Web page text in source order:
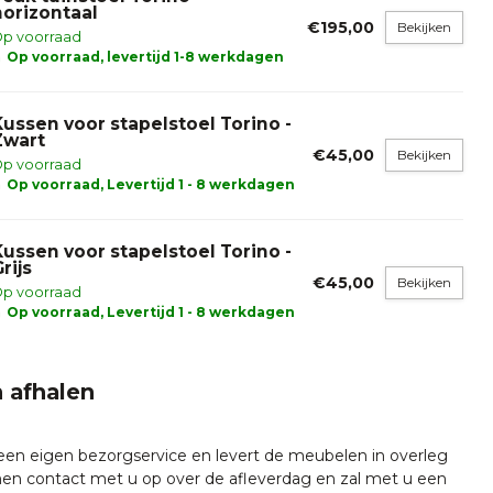
voorraad
Op voorraad, levertijd 1-8 werkdagen
€195,00 Bekijken
voor stapelstoel Torino -
voorraad
Op voorraad, Levertijd 1 - 8 werkdagen
€45,00 Bekijken
voor stapelstoel Torino -
voorraad
Op voorraad, Levertijd 1 - 8 werkdagen
€45,00 Bekijken
afhalen
eigen bezorgservice en levert de meubelen in overleg
contact met u op over de afleverdag en zal met u een